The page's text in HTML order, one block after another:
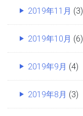
2019年11月 (3)
2019年10月 (6)
2019年9月 (4)
2019年8月 (3)